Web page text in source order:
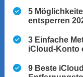
5
entsperren
3 Einfache
iCloud-Konto
9 Beste